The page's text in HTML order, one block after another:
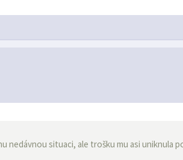
nedávnou situaci, ale trošku mu asi uniknula